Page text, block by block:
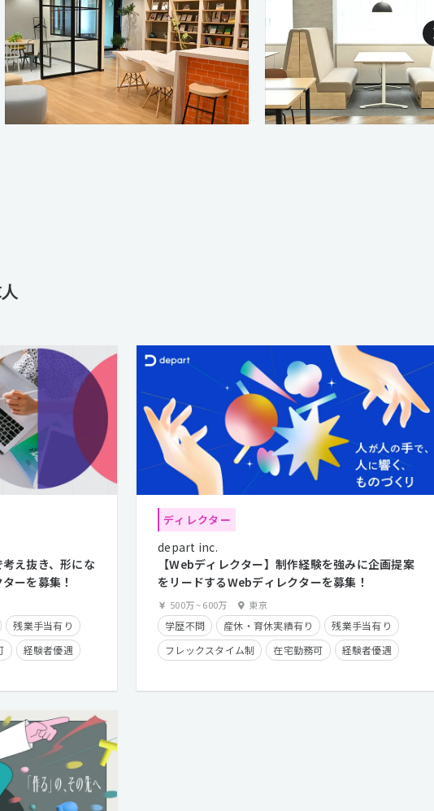
考え抜き、形にな
ーを募集！
残業手当有り
経験者優遇
ディレクター
depart inc.
【Webディレクター】制作経験を強みに企画提案
をリードするWebディレクターを募集！
500万~600万 東京
学歴不問 産休・育休実績有り
残業手当有り
フレックスタイム制
在宅勤務可
経験者優遇